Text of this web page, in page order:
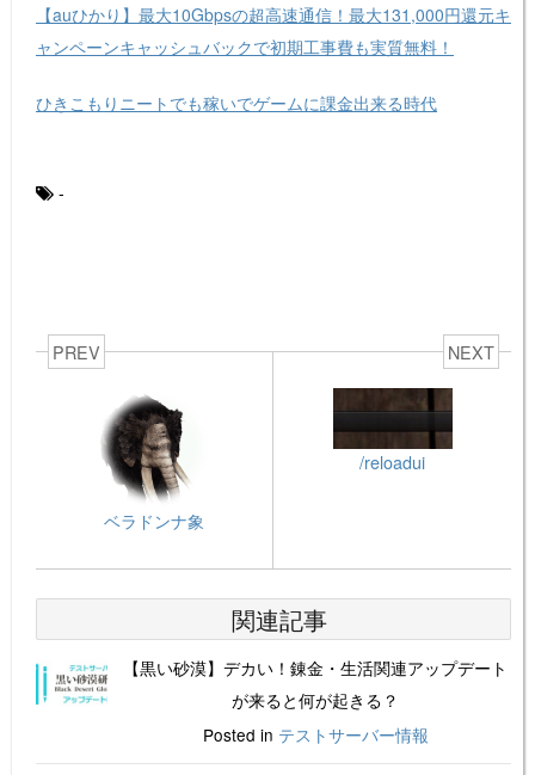
【auひかり】最大10Gbpsの超高速通信！最大131,000円還元キ
ャンペーンキャッシュバックで初期工事費も実質無料！
ひきこもりニートでも稼いでゲームに課金出来る時代
-
PREV
ベラドンナ象
NEXT
/reloadui
関連記事
【黒い砂漠】デカい！錬金・生活関連アップデート
が来ると何が起きる？
Posted in テストサーバー情報